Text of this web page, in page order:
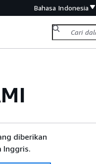
Bahasa Indonesia
diberikan
Inggris.